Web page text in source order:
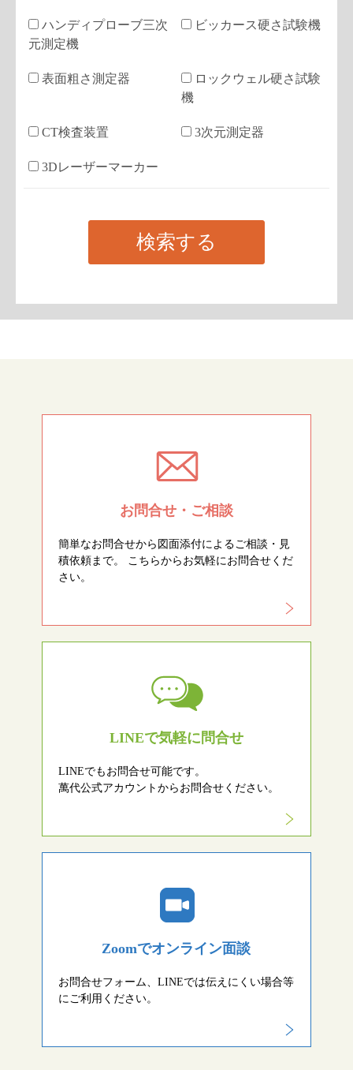
ハンディプローブ三次
元測定機
ビッカース硬さ試験機
表面粗さ測定器
ロックウェル硬さ試験
機
CT検査装置 3次元測定器
3Dレーザーマーカー
お問合せ・ご相談
簡単なお問合せから図面添付によるご相談・見
積依頼まで。 こちらからお気軽にお問合せくだ
さい。
LINEで気軽に問合せ
LINEでもお問合せ可能です。
萬代公式アカウントからお問合せください。
Zoomでオンライン面談
お問合せフォーム、LINEでは伝えにくい場合等
にご利用ください。